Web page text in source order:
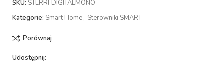
SKU: STERRFDIGITALMONO
Kategorie: Smart Home, Sterowniki SMART
Porównaj
Udostępnij: